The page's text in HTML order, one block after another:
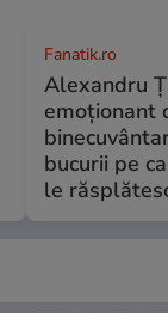
Fanatik.ro
Alexandru
emoționant
bucurii pe
le